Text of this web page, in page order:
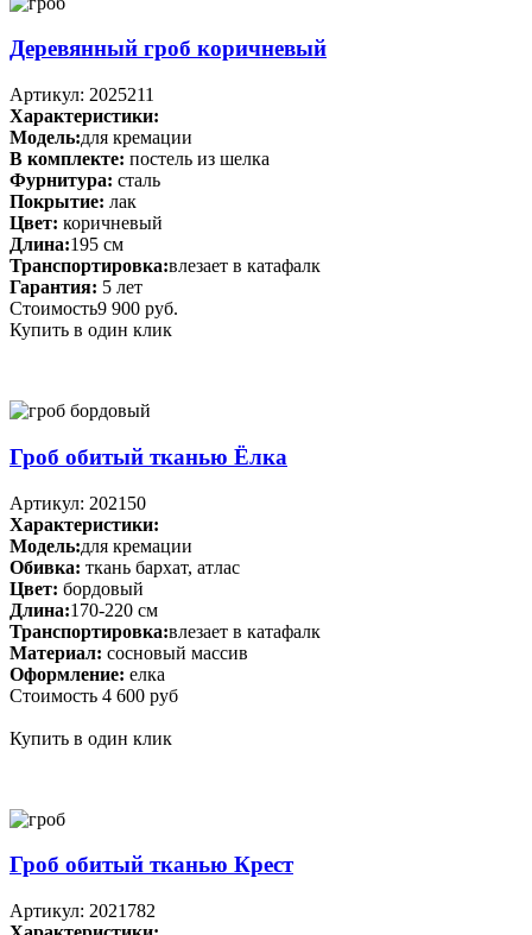
Деревянный гроб коричневый
Артикул: 2025211
Характеристики:
Модель:для кремации
В комплекте: постель из шелка
Фурнитура: сталь
Покрытие: лак
Цвет: коричневый
Длина:195 см
Транспортировка:влезает в катафалк
Гарантия: 5 лет
Стоимость9 900 руб.
Купить в один клик
Гроб обитый тканью Ёлка
Артикул: 202150
Характеристики:
Модель:для кремации
Обивка: ткань бархат, атлас
Цвет: бордовый
Длина:170-220 см
Транспортировка:влезает в катафалк
Материал: сосновый массив
Оформление: елка
Стоимость 4 600 руб
Купить в один клик
Гроб обитый тканью Крест
Артикул: 2021782